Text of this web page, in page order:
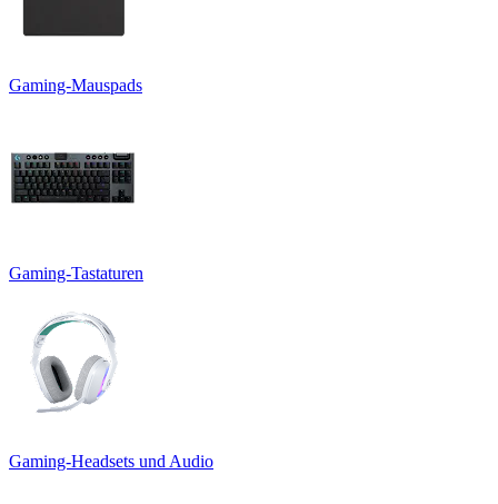
Gaming-Mauspads
Gaming-Tastaturen
Gaming-Headsets und Audio